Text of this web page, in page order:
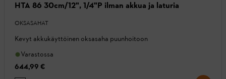
HTA 86 30cm/12", 1/4"P ilman akkua ja laturia
OKSASAHAT
Kevyt akkukäyttöinen oksasaha puunhoitoon
Varastossa
644,99 €